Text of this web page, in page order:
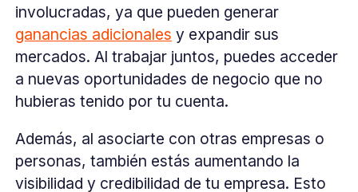
involucradas, ya que pueden generar
ganancias adicionales y expandir sus
mercados. Al trabajar juntos, puedes acceder
a nuevas oportunidades de negocio que no
hubieras tenido por tu cuenta.
Además, al asociarte con otras empresas o
personas, también estás aumentando la
visibilidad y credibilidad de tu empresa. Esto